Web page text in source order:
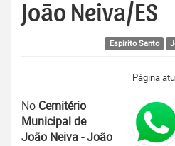
João Neiva/ES
Espírito Santo
Página
No Cemitério
Municipal de
João Neiva - João